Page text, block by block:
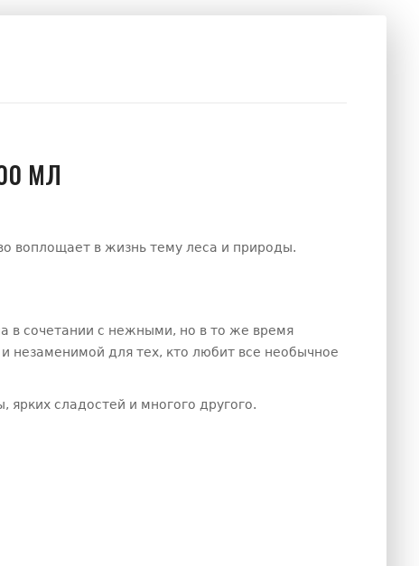
МЛ
воплощает в жизнь тему леса и природы.
в сочетании с нежными, но в то же время
для тех, кто любит все необычное
сладостей и многого другого.